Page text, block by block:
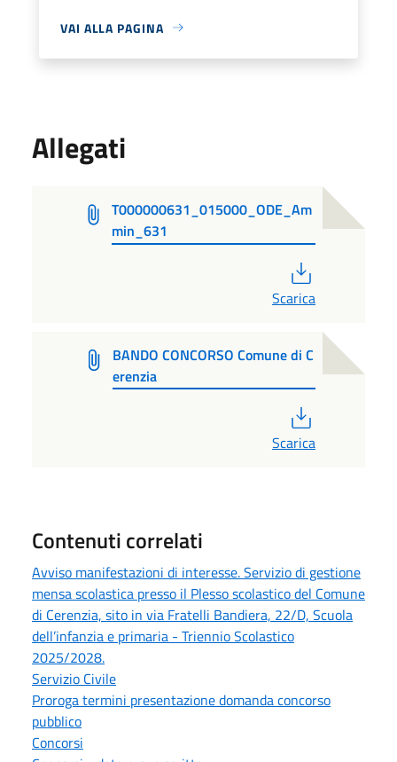
VAI ALLA PAGINA
Allegati
T000000631_015000_ODE_Am
min_631
Scarica
BANDO CONCORSO Comune di C
erenzia
Scarica
Contenuti correlati
Avviso manifestazioni di interesse. Servizio di gestione
mensa scolastica presso il Plesso scolastico del Comune
di Cerenzia, sito in via Fratelli Bandiera, 22/D, Scuola
dell’infanzia e primaria - Triennio Scolastico
2025/2028.
Servizio Civile
Proroga termini presentazione domanda concorso
pubblico
Concorsi